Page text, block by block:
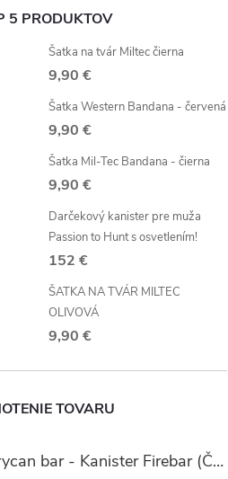
5 PRODUKTOV
Šatka na tvár Miltec čierna
9,90 €
Šatka Western Bandana - červená
9,90 €
Šatka Mil-Tec Bandana - čierna
9,90 €
Darčekový kanister pre muža
Passion to Hunt s osvetlením!
152 €
ŠATKA NA TVÁR MILTEC
OLIVOVÁ
9,90 €
TOVARU
Jerrycan bar - Kanister Firebar (Červený)